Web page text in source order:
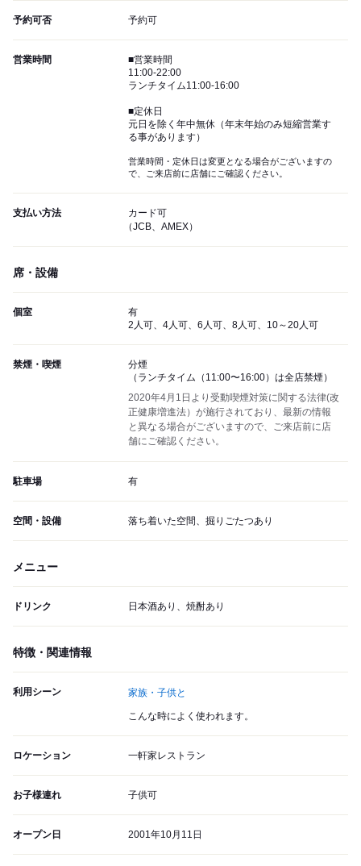
予約可否 予約可
営業時間
■営業時間
11:00-22:00
ランチタイム11:00-16:00
■定休日
元日を除く年中無休（年末年始のみ短縮営業す
る事があります）
営業時間・定休日は変更となる場合がございますの
で、ご来店前に店舗にご確認ください。
支払い方法
カード可
（JCB、AMEX）
席・設備
個室
有
2人可、4人可、6人可、8人可、10～20人可
禁煙・喫煙
分煙
（ランチタイム（11:00〜16:00）は全店禁煙）
2020年4月1日より受動喫煙対策に関する法律(改
正健康増進法）が施行されており、最新の情報
と異なる場合がございますので、ご来店前に店
舗にご確認ください。
駐車場 有
空間・設備 落ち着いた空間、掘りごたつあり
メニュー
ドリンク 日本酒あり、焼酎あり
特徴・関連情報
利用シーン 家族・子供と
こんな時によく使われます。
ロケーション 一軒家レストラン
お子様連れ 子供可
オープン日 2001年10月11日